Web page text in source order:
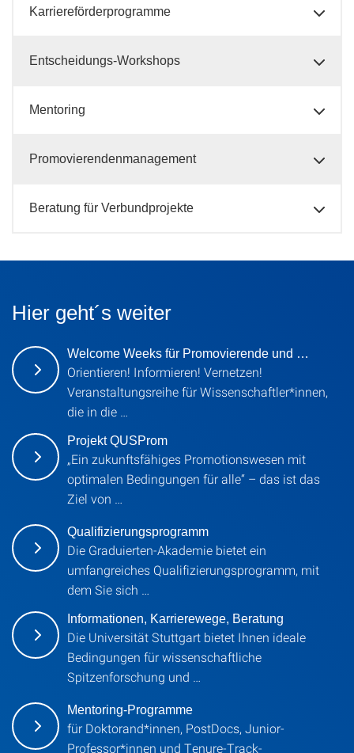
Karriereförderprogramme
Entscheidungs-Workshops
Mentoring
Promovierendenmanagement
Beratung für Verbundprojekte
Hier geht´s weiter
Welcome Weeks für Promovierende und …
Orientieren! Informieren! Vernetzen!
Veranstaltungsreihe für Wissenschaftler*innen,
die in die …
Projekt QUSProm
„Ein zukunftsfähiges Promotionswesen mit
optimalen Bedingungen für alle“ – das ist das
Ziel von …
Qualifizierungsprogramm
Die Graduierten-Akademie bietet ein
umfangreiches Qualifizierungsprogramm, mit
dem Sie sich …
Informationen, Karrierewege, Beratung
Die Universität Stuttgart bietet Ihnen ideale
Bedingungen für wissenschaftliche
Spitzenforschung und …
Mentoring-Programme
für Doktorand*innen, PostDocs, Junior-
Professor*innen und Tenure-Track-